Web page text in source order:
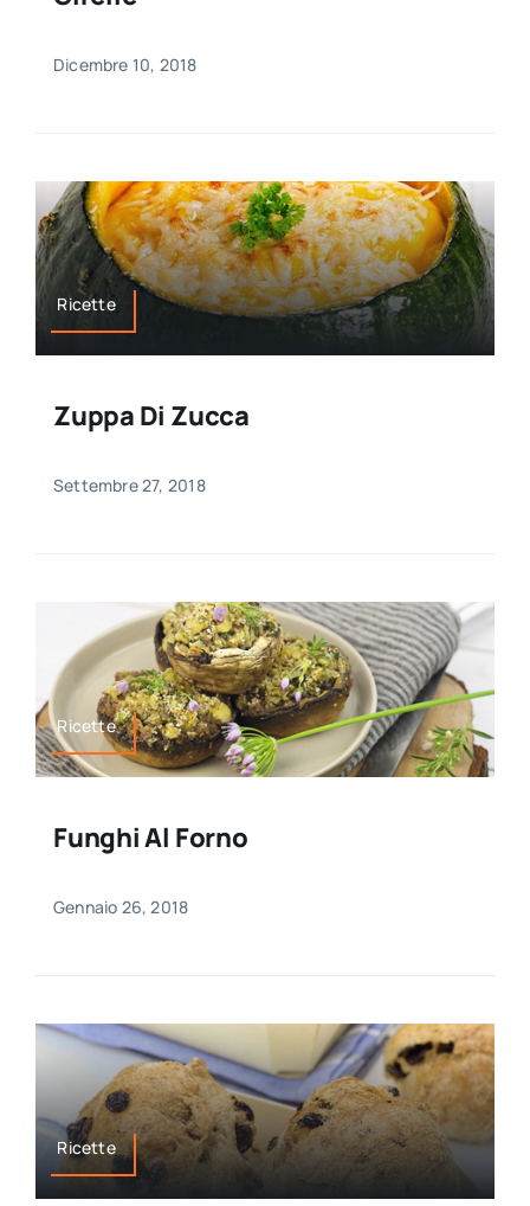
Dicembre 10, 2018
Ricette
Zuppa Di Zucca
Settembre 27, 2018
Ricette
Funghi Al Forno
Gennaio 26, 2018
Ricette